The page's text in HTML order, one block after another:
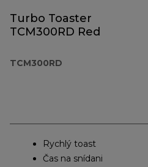
Turbo Toaster
TCM300RD Red
TCM300RD
Rychlý toast
Čas na snídani